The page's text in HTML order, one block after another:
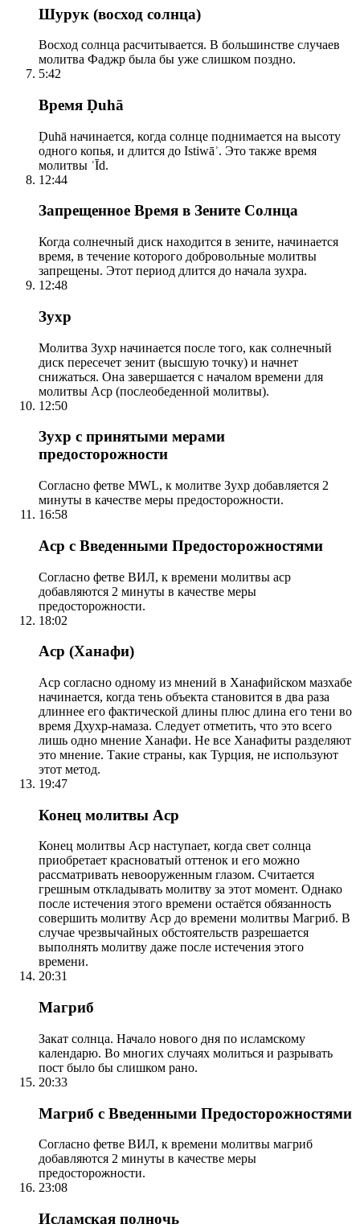
Шурук (восход солнца)
Восход солнца расчитывается. В большинстве случаев
молитва Фаджр была бы уже слишком поздно.
5:42
Время Ḍuhā
Ḍuhā начинается, когда солнце поднимается на высоту
одного копья, и длится до Istiwāʾ. Это также время
молитвы ʿĪd.
12:44
Запрещенное Время в Зените Солнца
Когда солнечный диск находится в зените, начинается
время, в течение которого добровольные молитвы
запрещены. Этот период длится до начала зухра.
12:48
Зухр
Молитва Зухр начинается после того, как солнечный
диск пересечет зенит (высшую точку) и начнет
снижаться. Она завершается с началом времени для
молитвы Аср (послеобеденной молитвы).
12:50
Зухр с принятыми мерами
предосторожности
Согласно фетве MWL, к молитве Зухр добавляется 2
минуты в качестве меры предосторожности.
16:58
Аср с Введенными Предосторожностями
Согласно фетве ВИЛ, к времени молитвы аср
добавляются 2 минуты в качестве меры
предосторожности.
18:02
Аср (Ханафи)
Аср согласно одному из мнений в Ханафийском мазхабе
начинается, когда тень объекта становится в два раза
длиннее его фактической длины плюс длина его тени во
время Дхухр-намаза. Следует отметить, что это всего
лишь одно мнение Ханафи. Не все Ханафиты разделяют
это мнение. Такие страны, как Турция, не используют
этот метод.
19:47
Конец молитвы Аср
Конец молитвы Аср наступает, когда свет солнца
приобретает красноватый оттенок и его можно
рассматривать невооруженным глазом. Считается
грешным откладывать молитву за этот момент. Однако
после истечения этого времени остаётся обязанность
совершить молитву Аср до времени молитвы Магриб. В
случае чрезвычайных обстоятельств разрешается
выполнять молитву даже после истечения этого
времени.
20:31
Магриб
Закат солнца. Начало нового дня по исламскому
календарю. Во многих случаях молиться и разрывать
пост было бы слишком рано.
20:33
Магриб с Введенными Предосторожностями
Согласно фетве ВИЛ, к времени молитвы магриб
добавляются 2 минуты в качестве меры
предосторожности.
23:08
Исламская полночь